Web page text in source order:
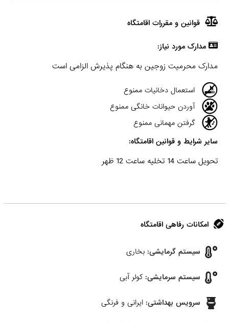
قوانین و مقررات اقامتگاه
مدارک مورد نیاز:
مدارک محرمیت زوجین به هنگام پذیرش الزامی است
استعمال دخانیات ممنوع
آوردن حیوانات خانگی ممنوع
گرفتن مهمانی ممنوع
سایر شرایط و قوانین اقامتگاه:
تحویل ساعت 14 تخلیه ساعت 12 ظهر
امکانات رفاهی اقامتگاه
سیستم گرمایشی: بخاری
سیستم سرمایشی: کولر آبی
سرویس بهداشتی: ایرانی و فرنگی